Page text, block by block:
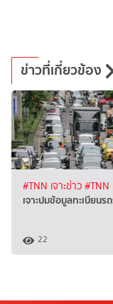
ข่าวที่เกี่ยวข้อง
#TNN เจาะข่าว
เจาะปมข้อมูลทะเบียนร
22